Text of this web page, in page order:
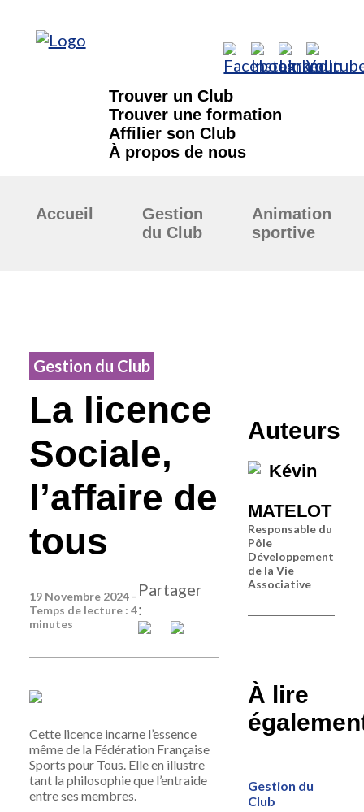
Trouver un Club
Trouver une formation
Affilier son Club
À propos de nous
Accueil
Gestion
du Club
Animation
sportive
Gestion du Club
La licence
Sociale,
l’affaire de
tous
19 Novembre 2024 -
Temps de lecture : 4
minutes
Partager
:
Cette licence incarne l’essence
même de la Fédération Française
Sports pour Tous.Elle en illustre
tant la philosophie que l’entraide
entre ses membres.
Auteurs
Kévin
MATELOT
Responsable du
Pôle
Développement
de la Vie
Associative
À lire
Gestion du
Club